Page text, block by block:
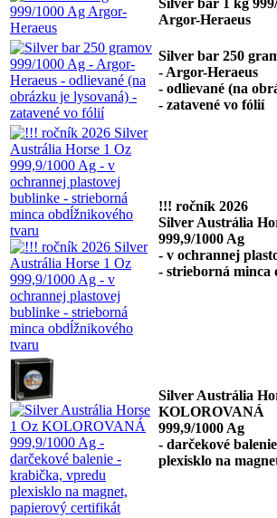
Argor-Heraeus
Silver bar 250
- Argor-Heraeus
- odlievané (na
- zatavené vo fólií
!!! ročník 2026
Silver Austrália
999,9/1000 Ag
- v ochrannej
- strieborná minca
Silver Austrália
KOLOROVANÁ
999,9/1000 Ag
- darčekové
plexisklo na